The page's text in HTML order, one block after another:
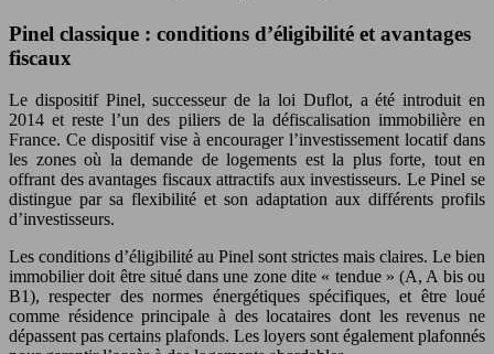
Pinel classique : conditions d’éligibilité et avantages
fiscaux
Le dispositif Pinel, successeur de la loi Duflot, a été introduit en
2014 et reste l’un des piliers de la défiscalisation immobilière en
France. Ce dispositif vise à encourager l’investissement locatif dans
les zones où la demande de logements est la plus forte, tout en
offrant des avantages fiscaux attractifs aux investisseurs. Le Pinel se
distingue par sa flexibilité et son adaptation aux différents profils
d’investisseurs.
Les conditions d’éligibilité au Pinel sont strictes mais claires. Le bien
immobilier doit être situé dans une zone dite « tendue » (A, A bis ou
B1), respecter des normes énergétiques spécifiques, et être loué
comme résidence principale à des locataires dont les revenus ne
dépassent pas certains plafonds. Les loyers sont également plafonnés